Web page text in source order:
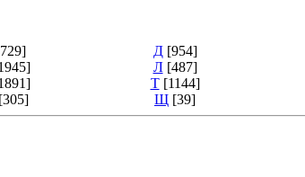
Д [954]
Л [487]
Т [1144]
[305] Щ [39]